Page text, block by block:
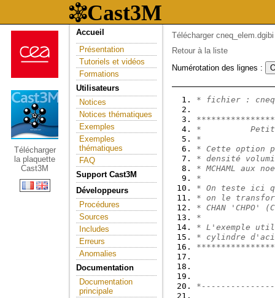
Télécharger
la plaquette
Cast3M
Accueil
Présentation
Tutoriels et vidéos
Formations
Utilisateurs
Notices
Notices thématiques
Exemples
Exemples
thématiques
FAQ
Support Cast3M
Développeurs
Procédures
Sources
Includes
Erreurs
Anomalies
Documentation
Documentation
principale
Télécharger cneq_elem.dgibi
Retour à la liste
Numérotation des lignes :
* fichier :
*          Petit
*
* Cette option
* densité
* MCHAML
*
* On teste ici
* on le
* CHAN
*
* L'exemple
* cylindre
*-----------------